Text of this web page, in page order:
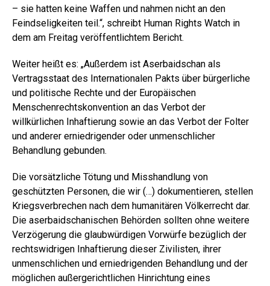
– sie hatten keine Waffen und nahmen nicht an den
Feindseligkeiten teil.“, schreibt Human Rights Watch in
dem am Freitag veröffentlichtem Bericht.
Weiter heißt es: „Außerdem ist Aserbaidschan als
Vertragsstaat des Internationalen Pakts über bürgerliche
und politische Rechte und der Europäischen
Menschenrechtskonvention an das Verbot der
willkürlichen Inhaftierung sowie an das Verbot der Folter
und anderer erniedrigender oder unmenschlicher
Behandlung gebunden.
Die vorsätzliche Tötung und Misshandlung von
geschützten Personen, die wir (…) dokumentieren, stellen
Kriegsverbrechen nach dem humanitären Völkerrecht dar.
Die aserbaidschanischen Behörden sollten ohne weitere
Verzögerung die glaubwürdigen Vorwürfe bezüglich der
rechtswidrigen Inhaftierung dieser Zivilisten, ihrer
unmenschlichen und erniedrigenden Behandlung und der
möglichen außergerichtlichen Hinrichtung eines